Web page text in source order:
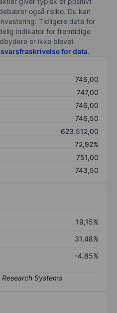
også risiko. Du kan
Tidligere data for
indikator for fremtidige
er ikke blevet
for data.
746,00
747,00
746,00
746,50
623.512,00
72,92%
751,00
743,50
19,15%
31,48%
-4,85%